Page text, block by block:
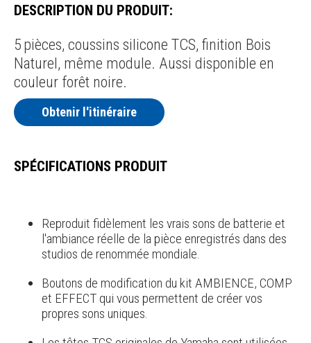
DESCRIPTION DU PRODUIT:
5 pièces, coussins silicone TCS, finition Bois
Naturel, même module. Aussi disponible en
couleur forêt noire.
Obtenir l'itinéraire
SPÉCIFICATIONS PRODUIT
Reproduit fidèlement les vrais sons de batterie et
l'ambiance réelle de la pièce enregistrés dans des
studios de renommée mondiale.
Boutons de modification du kit AMBIENCE, COMP
et EFFECT qui vous permettent de créer vos
propres sons uniques.